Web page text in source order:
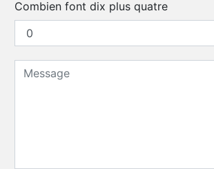
Combien font dix plus quatre